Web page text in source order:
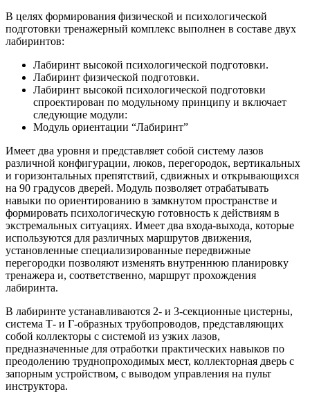
В целях формирования физической и психологической
подготовки тренажерный комплекс выполнен в составе двух
лабиринтов:
Лабиринт высокой психологической подготовки.
Лабиринт физической подготовки.
Лабиринт высокой психологической подготовки
спроектирован по модульному принципу и включает
следующие модули:
Модуль ориентации “Лабиринт”
Имеет два уровня и представляет собой систему лазов
различной конфигурации, люков, перегородок, вертикальных
и горизонтальных препятствий, сдвижных и открывающихся
на 90 градусов дверей. Модуль позволяет отрабатывать
навыки по ориентированию в замкнутом пространстве и
формировать психологическую готовность к действиям в
экстремальных ситуациях. Имеет два входа-выхода, которые
используются для различных маршрутов движения,
установленные специализированные передвижные
перегородки позволяют изменять внутреннюю планировку
тренажера и, соответственно, маршрут прохождения
лабиринта.
В лабиринте устанавливаются 2- и 3-секционные цистерны,
система Т- и Г-образных трубопроводов, представляющих
собой коллекторы с системой из узких лазов,
предназначенные для отработки практических навыков по
преодолению труднопроходимых мест, коллекторная дверь с
запорным устройством, с выводом управления на пульт
инструктора.